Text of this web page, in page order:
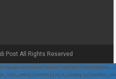
Post All Rights Reserved.
Image with Author Name in UrduPaper Theme function
{ if (is_single()) { $author_id =